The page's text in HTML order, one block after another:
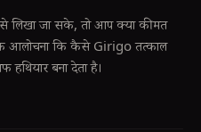
लिखा जा सके, तो आप क्या कीमत
आलोचना कि कैसे Girigo तत्काल
हथियार बना देता है।